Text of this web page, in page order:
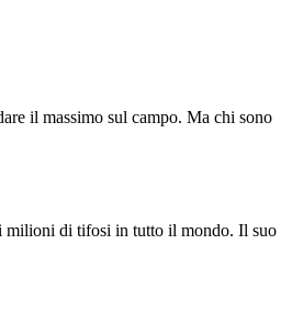
il massimo sul campo. Ma chi sono
milioni di tifosi in tutto il mondo. Il suo